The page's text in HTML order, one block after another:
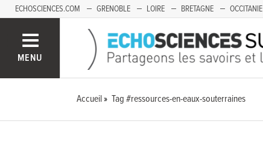
ECHOSCIENCES.COM GRENOBLE LOIRE BRETAGNE OCCITANIE
MENU
Accueil Tag #ressources-en-eaux-souterraines